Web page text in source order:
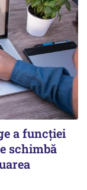
a funcției
schimbă